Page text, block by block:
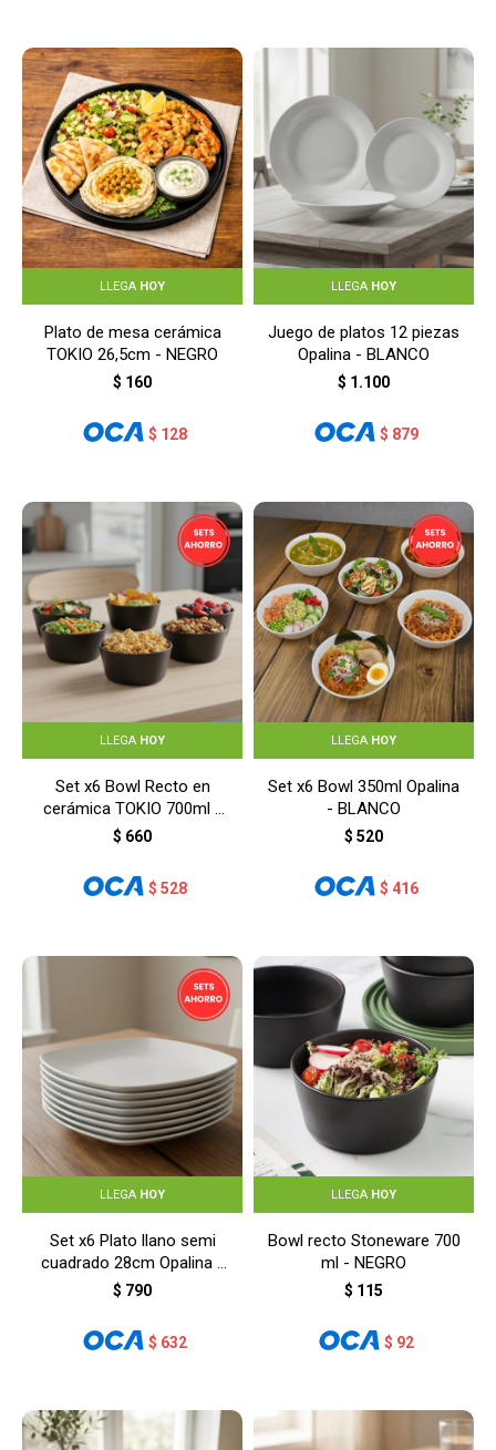
LLEGA HOY
Plato de mesa cerámica
TOKIO 26,5cm - NEGRO
$ 160
$ 128
LLEGA HOY
Juego de platos 12 piezas
Opalina - BLANCO
$ 1.100
$ 879
LLEGA HOY
Set x6 Bowl Recto en
cerámica TOKIO 700ml -
NEGRO
$ 660
$ 528
LLEGA HOY
Set x6 Bowl 350ml Opalina
- BLANCO
$ 520
$ 416
LLEGA HOY
Set x6 Plato llano semi
cuadrado 28cm Opalina -
BLANCO
$ 790
$ 632
LLEGA HOY
Bowl recto Stoneware 700
ml - NEGRO
$ 115
$ 92